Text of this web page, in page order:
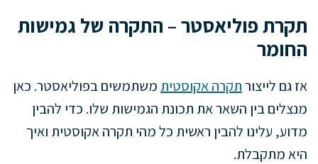
תקרת פוליאסטר – התקרה של גמישות
החומר
אז גם לייצורתקרה אקוסטית משתמשים בפוליאסטר. כאן
מנצלים בין השאר את תכונת הגמישות שלו. כדי להבין
מדוע, עלינו להבין ראשית כל מהי תקרה אקוסטית ואיך
היא מתקבלת.